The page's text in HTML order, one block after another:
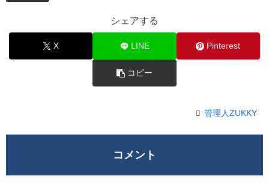
シェアする
X LINE Pinterest
コピー
管理人ZUKKY
コメント